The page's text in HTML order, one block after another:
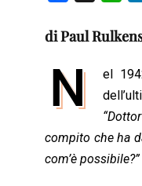
c
o
k
a
s
A
p
p
di Paul
N
el
compito che ha
com’è possibile?”